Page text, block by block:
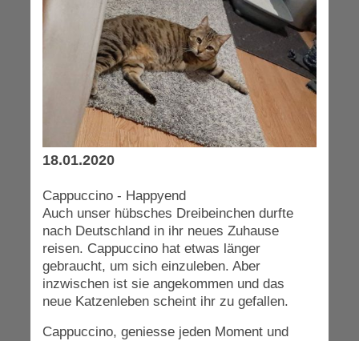
18.01.2020
Cappuccino - Happyend
Auch unser hübsches Dreibeinchen durfte
nach Deutschland in ihr neues Zuhause
reisen. Cappuccino hat etwas länger
gebraucht, um sich einzuleben. Aber
inzwischen ist sie angekommen und das
neue Katzenleben scheint ihr zu gefallen.
Cappuccino, geniesse jeden Moment und